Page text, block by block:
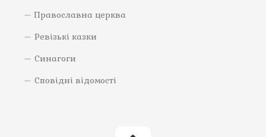
Православна церква
Ревізькі казки
Синагоги
Сповідні відомості